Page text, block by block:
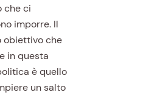
che ci
imporre. Il
obiettivo che
in questa
è quello
un salto